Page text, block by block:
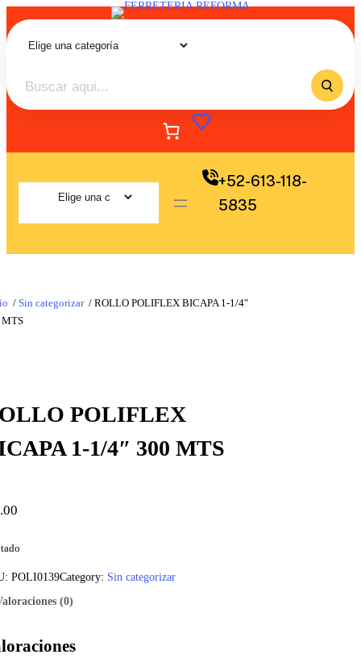
+52-613-118-
5835
/ Sin categorizar / ROLLO POLIFLEX BICAPA 1-1/4″
POLIFLEX
1-1/4″ 300 MTS
POLI0139Category: Sin categorizar
(0)